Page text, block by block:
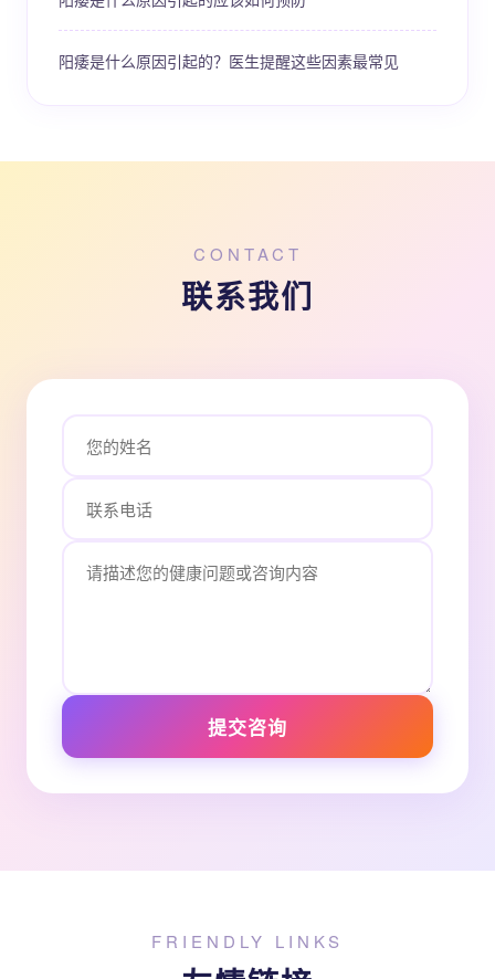
阳痿是什么原因引起的？医生提醒这些因素最常见
CONTACT
联系我们
提交咨询
FRIENDLY LINKS